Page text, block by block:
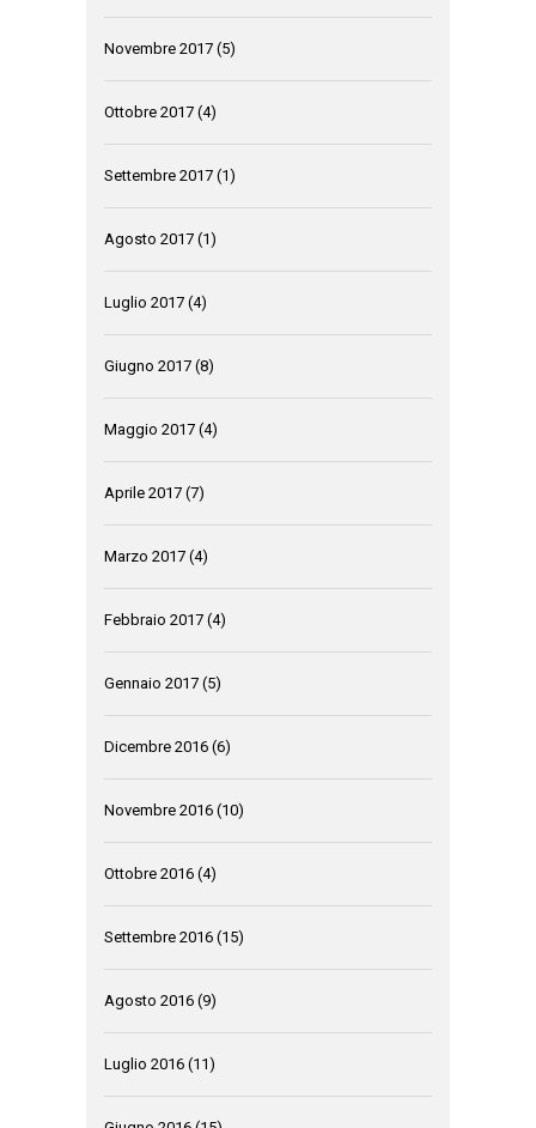
Novembre 2017 (5)
Ottobre 2017 (4)
Settembre 2017 (1)
Agosto 2017 (1)
Luglio 2017 (4)
Giugno 2017 (8)
Maggio 2017 (4)
Aprile 2017 (7)
Marzo 2017 (4)
Febbraio 2017 (4)
Gennaio 2017 (5)
Dicembre 2016 (6)
Novembre 2016 (10)
Ottobre 2016 (4)
Settembre 2016 (15)
Agosto 2016 (9)
Luglio 2016 (11)